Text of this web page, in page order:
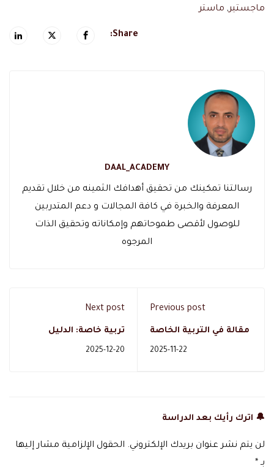
ماجستير, ماستر
Share:
DAAL_ACADEMY
رسالتنا تمكينك من تحقيق أهدافك الثمينه من خلال تقديم
المعرفة والخبرة في كافة المجالات و دعم المتدربين
للوصول لأقصى طموحاتهم وإمكاناته وتحقيق الذات
المرجوه
Previous post
مقالة في التربية الخاصة
2025-11-22
Next post
تربية خاصة: الدليل
2025-12-20
🔔 اترك رأيك بعد الدراسة
لن يتم نشر عنوان بريدك الإلكتروني. الحقول الإلزامية مشار إليها
بـ *